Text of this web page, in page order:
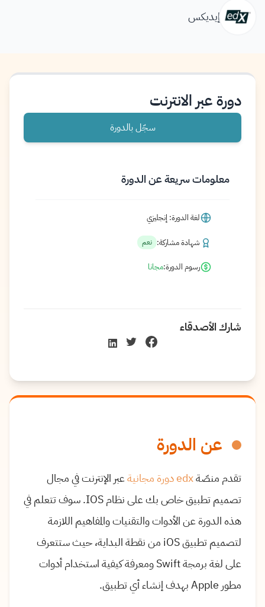
إيديكس
عن الدورة
تقدم منصّةedxدورة مجانيةعبر الإنترنت في مجال
تصميم تطبيق خاص بك على نظام IOS. سوف تتعلم في
هذه الدورة عن الأدوات والتقنيات والمفاهيم اللازمة
لتصميم تطبيق iOS من نقطة البداية، حيث ستتعرف
على لغة برمجة Swift ومعرفة كيفية استخدام أدوات
مطور Apple بهدف إنشاء أي تطبيق.
دورة عبر الانترنت
سجّل بالدورة
معلومات سريعة عن الدورة
لغة الدورة: إنجليزي
شهادة مشاركة: نعم
رسوم الدورة:مجانا
شارك الأصدقاء